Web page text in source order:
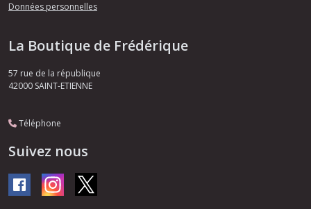
Données personnelles
La Boutique de Frédérique
57 rue de la république
42000 SAINT-ETIENNE
Téléphone
Suivez nous